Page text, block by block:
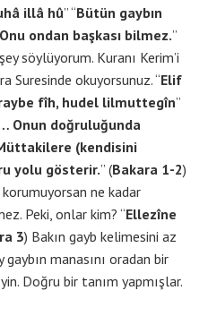
illâ hû” “Bütün gaybın
ondan başkası bilmez.”
söylüyorum. Kuranı Kerim’i
Suresinde okuyorsunuz. “Elif
fîh, hudel lilmuttegîn”
Onun doğruluğunda
(kendisini
yolu gösterir.” (Bakara 1-2)
ne kadar
Peki, onlar kim? “Ellezîne
3) Bakın gayb kelimesini az
manasını oradan bir
Doğru bir tanım yapmışlar.